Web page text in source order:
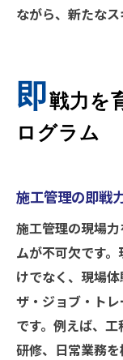
ながら、新たなス
即戦力を
ログラム
施工管理の即戦
施工管理の現場
ムが不可欠です
けでなく、現場
ザ・ジョブ・ト
です。例えば、
研修、日常業務